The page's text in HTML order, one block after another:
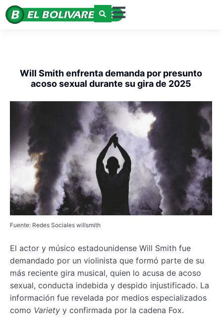
Will Smith enfrenta demanda por presunto
acoso sexual durante su gira de 2025
Fuente: Redes Sociales willsmith
El actor y músico estadounidense Will Smith fue
demandado por un violinista que formó parte de su
más reciente gira musical, quien lo acusa de acoso
sexual, conducta indebida y despido injustificado. La
información fue revelada por medios especializados
como Variety y confirmada por la cadena Fox.